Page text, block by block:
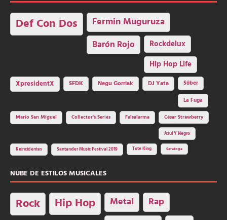
Def Con Dos Fermin Muguruza
Barón Rojo Rockdelux
Hip Hop Life
XpresidentX SFDK Negu Gorriak DJ Yata
Sôber
La Fuga
Mario San Miguel
Collector's Series Falsalarma César Strawberry
Azul Y Negro
Reincidentes Santander Music Festival 2019 Tote King Saratoga
NUBE DE ESTILOS MUSICALES
Rock Hip Hop Metal Rap